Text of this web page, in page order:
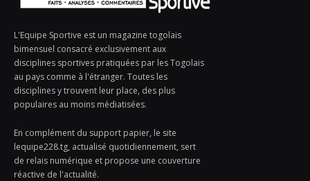
L'Equipe Sportive est un magazine togolais
bimensuel consacré exclusivement aux
disciplines sportives pratiquées par les Togolais
au pays comme à l'étranger. Toutes les
disciplines y trouvent leur place, des plus
populaires au moins médiatisées.
En complément du support papier, le site
lequipe228.tg, actualisé quotidiennement, sert
de relais numérique et propose une couverture
réactive de l'actualité.